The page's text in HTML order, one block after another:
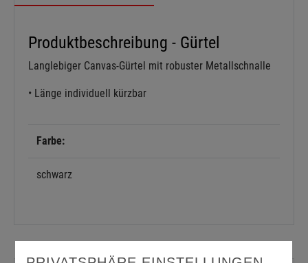
Produktbeschreibung - Gürtel
Langlebiger Canvas-Gürtel mit robuster Metallschnalle
• Länge individuell kürzbar
Farbe:
schwarz